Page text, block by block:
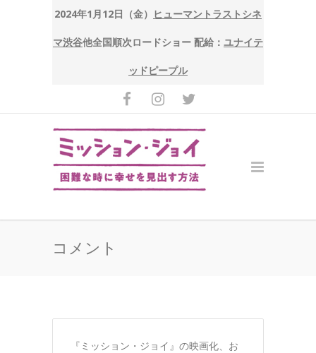
2024年1月12日（金） ヒューマントラストシネ
マ渋谷他全国順次ロードショー 配給： ユナイテ
ッドピープル
コメント
『ミッション・ジョイ』の映画化、お